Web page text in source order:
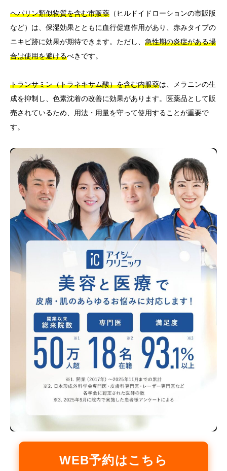
ヘパリン類似物質を含む市販薬 （ヒルドイドローションの市販版
など）は、保湿効果とともに血行促進作用があり、赤みタイプの
ニキビ跡に効果が期待できます。ただし、 急性期の炎症がある場
合は使用を避けるべきです。
トランサミン（トラネキサム酸）を含む内服薬は、メラニンの生
成を抑制し、色素沈着の改善に効果があります。医薬品として販
売されているため、用法・用量を守って使用することが重要で
す。
WEB予約はこちら